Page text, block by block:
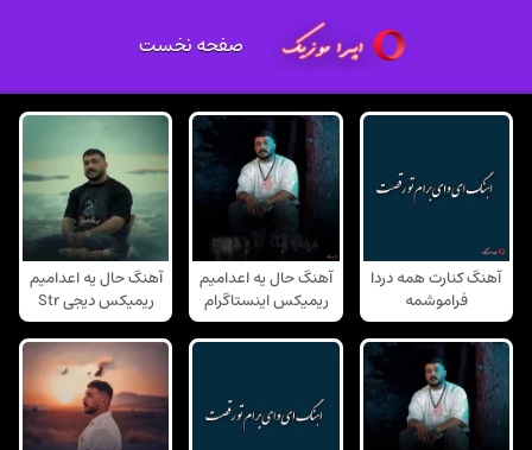
صفحه نخست
آهنگ کنارت همه دردا
فراموشمه
آهنگ حال یه اعدامیم
ریمیکس اینستاگرام
آهنگ حال یه اعدامیم
ریمیکس دیجی Str